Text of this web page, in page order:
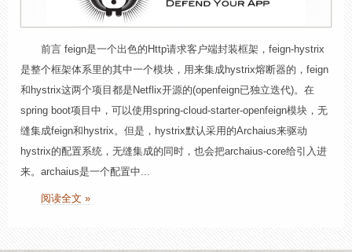
前言 feign是一个出色的Http请求客户端封装框架，feign-hystrix
是整个框架体系里的其中一个模块，用来集成hystrix熔断器的，feign
和hystrix这两个项目都是Netflix开源的(openfeign已独立迭代)。在
spring boot项目中，可以使用spring-cloud-starter-openfeign模块，无
缝集成feign和hystrix。但是，hystrix默认采用的Archaius来驱动
hystrix的配置系统，无缝集成的同时，也会把archaius-core给引入进
来。archaius是一个配置中...
阅读全文 »